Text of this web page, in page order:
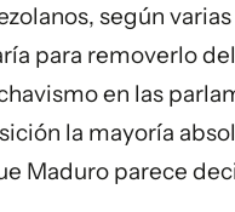
según
para removerlo
en las
la mayoría
Maduro parece